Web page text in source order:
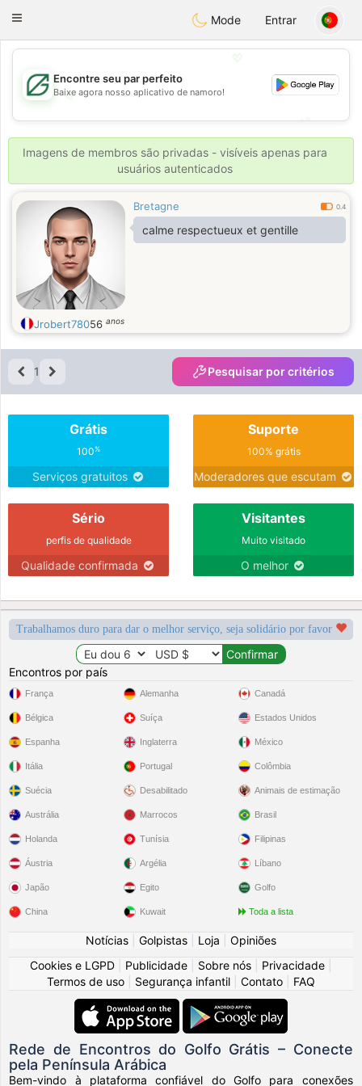
Dating
Toggle
Mode Entrar
💖
💕
💕
Encontre seu par perfeito
Baixe agora nosso aplicativo de namoro!
Imagens de membros são privadas - visíveis apenas para
usuários autenticados
Bretagne 0.4
calme respectueux et gentille
Jrobert78056 anos
1 Pesquisar por critérios
Grátis
100%
Serviços gratuitos
Suporte
100% grátis
Moderadores que escutam
Sério
perfis de qualidade
Qualidade confirmada
Visitantes
Muito visitado
O melhor
Trabalhamos duro para dar o melhor serviço, seja solidário por favor
Encontros por país
França
Bélgica
Espanha
Itália
Suécia
Alemanha
Suíça
Inglaterra
Portugal
Desabilitado
Canadá
Estados Unidos
México
Colômbia
Animais de estimação
Austrália
Holanda
Áustria
Japão
China
Marrocos
Tunísia
Argélia
Egito
Kuwait
Brasil
Filipinas
Líbano
Golfo
Toda a lista
Notícias Golpistas Loja
Opiniões
Cookies e LGPD
Publicidade Sobre nós Privacidade
Termos de uso
Segurança infantil Contato FAQ
Rede de Encontros do Golfo Grátis – Conecte
pela Península Arábica
Bem-vindo à plataforma confiável do Golfo para conexões